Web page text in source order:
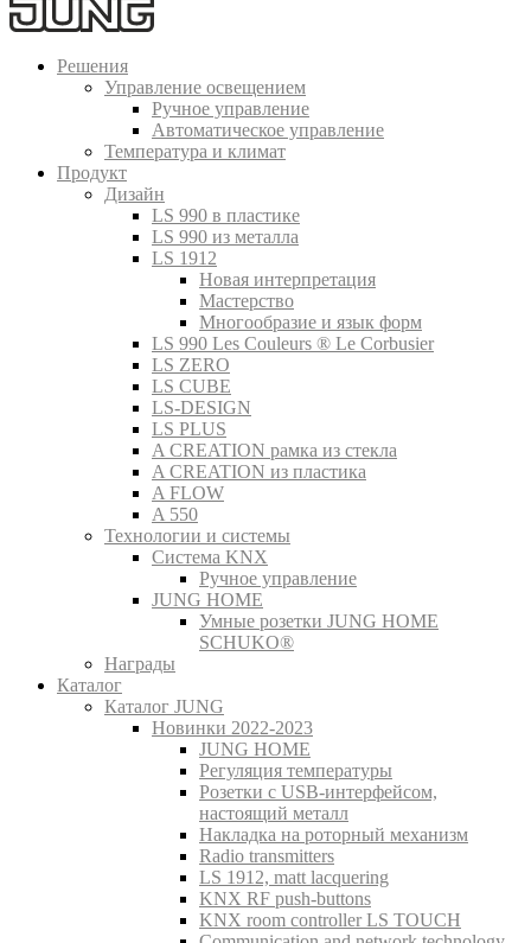
Решения
Управление освещением
Ручное управление
Автоматическое управление
Температура и климат
Продукт
Дизайн
LS 990 в пластике
LS 990 из металла
LS 1912
Новая интерпретация
Мастерство
Многообразие и язык форм
LS 990 Les Couleurs ® Le Corbusier
LS ZERO
LS CUBE
LS-DESIGN
LS PLUS
A CREATION рамка из стекла
A CREATION из пластика
A FLOW
A 550
Технологии и системы
Система KNX
Ручное управление
JUNG HOME
Умные розетки JUNG HOME
SCHUKO®
Награды
Каталог
Каталог JUNG
Новинки 2022-2023
JUNG HOME
Регуляция температуры
Розетки с USB-интерфейсом,
настоящий металл
Накладка на роторный механизм
Radio transmitters
LS 1912, matt lacquering
KNX RF push-buttons
KNX room controller LS TOUCH